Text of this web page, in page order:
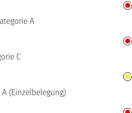
A
C
(Einzelbelegung)